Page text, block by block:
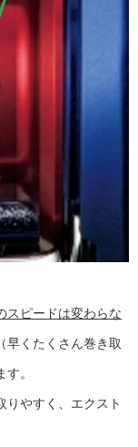
スピードは変わらな
（早くたくさん巻き取
。
りやすく、エクスト